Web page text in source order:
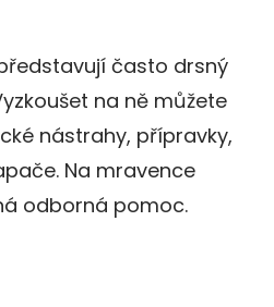
často drsný
na ně můžete
nástrahy, přípravky,
Na mravence
odborná pomoc.